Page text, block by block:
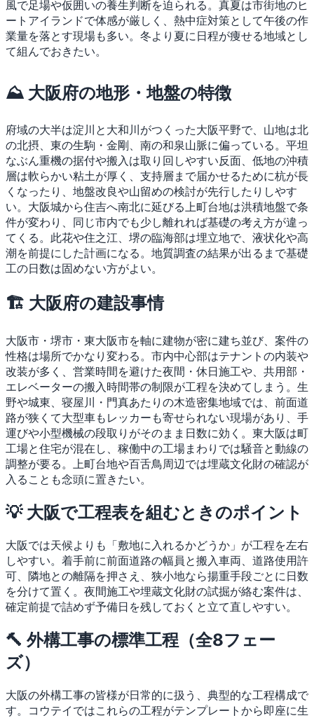
風で足場や仮囲いの養生判断を迫られる。真夏は市街地のヒ
ートアイランドで体感が厳しく、熱中症対策として午後の作
業量を落とす現場も多い。冬より夏に日程が痩せる地域とし
て組んでおきたい。
⛰ 大阪府の地形・地盤の特徴
府域の大半は淀川と大和川がつくった大阪平野で、山地は北
の北摂、東の生駒・金剛、南の和泉山脈に偏っている。平坦
なぶん重機の据付や搬入は取り回しやすい反面、低地の沖積
層は軟らかい粘土が厚く、支持層まで届かせるために杭が長
くなったり、地盤改良や山留めの検討が先行したりしやす
い。大阪城から住吉へ南北に延びる上町台地は洪積地盤で条
件が変わり、同じ市内でも少し離れれば基礎の考え方が違っ
てくる。此花や住之江、堺の臨海部は埋立地で、液状化や高
潮を前提にした計画になる。地質調査の結果が出るまで基礎
工の日数は固めない方がよい。
🏗 大阪府の建設事情
大阪市・堺市・東大阪市を軸に建物が密に建ち並び、案件の
性格は場所でかなり変わる。市内中心部はテナントの内装や
改装が多く、営業時間を避けた夜間・休日施工や、共用部・
エレベーターの搬入時間帯の制限が工程を決めてしまう。生
野や城東、寝屋川・門真あたりの木造密集地域では、前面道
路が狭くて大型車もレッカーも寄せられない現場があり、手
運びや小型機械の段取りがそのまま日数に効く。東大阪は町
工場と住宅が混在し、稼働中の工場まわりでは騒音と動線の
調整が要る。上町台地や百舌鳥周辺では埋蔵文化財の確認が
入ることも念頭に置きたい。
💡 大阪で工程表を組むときのポイント
大阪では天候よりも「敷地に入れるかどうか」が工程を左右
しやすい。着手前に前面道路の幅員と搬入車両、道路使用許
可、隣地との離隔を押さえ、狭小地なら揚重手段ごとに日数
を分けて置く。夜間施工や埋蔵文化財の試掘が絡む案件は、
確定前提で詰めず予備日を残しておくと立て直しやすい。
🔨 外構工事の標準工程（全8フェー
ズ）
大阪の外構工事の皆様が日常的に扱う、典型的な工程構成で
す。コウテイではこれらの工程がテンプレートから即座に生